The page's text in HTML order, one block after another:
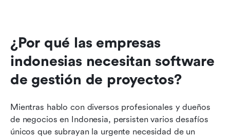
¿Por qué las empresas
indonesias necesitan software
de gestión de proyectos?
Mientras hablo con diversos profesionales y dueños
de negocios en Indonesia, persisten varios desafíos
únicos que subrayan la urgente necesidad de un